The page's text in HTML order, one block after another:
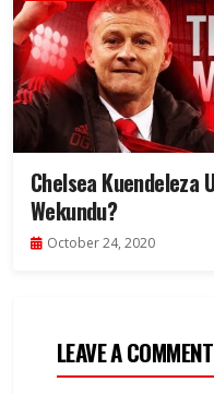
Chelsea Kuendeleza
Wekundu?
October 24, 2020
LEAVE A COMMENT